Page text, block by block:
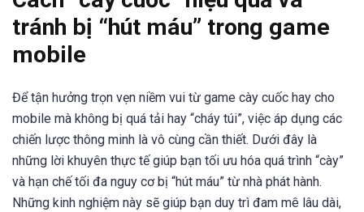
tránh bị “hút máu” trong game
mobile
Để tận hưởng trọn vẹn niềm vui từ game cày cuốc hay cho
mobile mà không bị quá tải hay “cháy túi”, việc áp dụng các
chiến lược thông minh là vô cùng cần thiết. Dưới đây là
những lời khuyên thực tế giúp bạn tối ưu hóa quá trình “cày”
và hạn chế tối đa nguy cơ bị “hút máu” từ nhà phát hành.
Những kinh nghiệm này sẽ giúp bạn duy trì đam mê lâu dài,